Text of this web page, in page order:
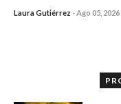
Laura Gutiérrez -Ago 05, 2026